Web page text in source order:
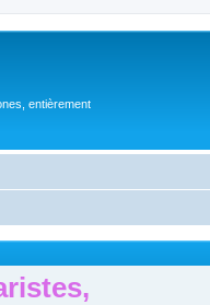
entièrement